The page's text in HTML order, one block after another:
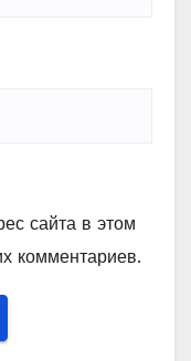
сайта в этом
комментариев.